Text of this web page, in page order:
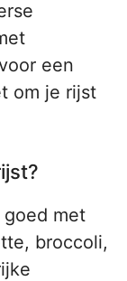
een
om je rijst
met
broccoli,